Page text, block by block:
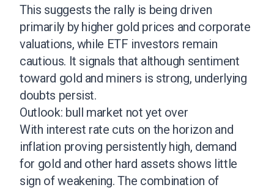
This suggests the rally is being driven
primarily by higher gold prices and corporate
valuations, while ETF investors remain
cautious. It signals that although sentiment
toward gold and miners is strong, underlying
doubts persist.
Outlook: bull market not yet over
With interest rate cuts on the horizon and
inflation proving persistently high, demand
for gold and other hard assets shows little
sign of weakening. The combination of